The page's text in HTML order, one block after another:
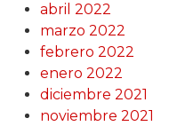
abril 2022
marzo 2022
febrero 2022
enero 2022
diciembre 2021
noviembre 2021